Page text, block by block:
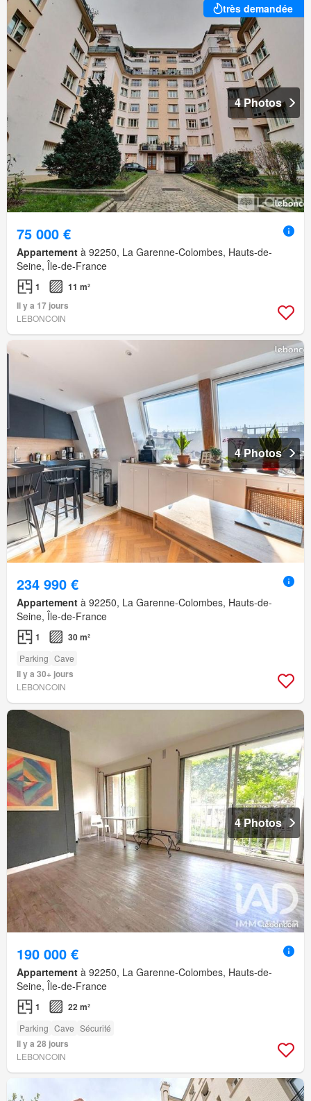
très demandée
4 Photos
75 000 €
Appartement à 92250, La Garenne-Colombes, Hauts-de-
Seine, Île-de-France
1
11 m²
Il y a 17 jours
LEBONCOIN
4 Photos
234 990 €
Appartement à 92250, La Garenne-Colombes, Hauts-de-
Seine, Île-de-France
1 30 m²
Parking Cave
Il y a 30+ jours
LEBONCOIN
4 Photos
190 000 €
Appartement à 92250, La Garenne-Colombes, Hauts-de-
Seine, Île-de-France
1 22 m²
Parking Cave Sécurité
Il y a 28 jours
LEBONCOIN